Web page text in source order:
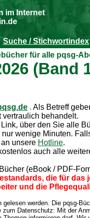
im Internet
Suche / Stichwortindex
für alle pqsg-
(Band
. Als Betreff
vertraulich behandelt.
über den Sie alle
wenige Minuten.
unsere Hotline.
auch alle
(eBook / PDF-
die für das
und die
gelesen werden. Die pqsg-
zum Datenschutz: Mit der